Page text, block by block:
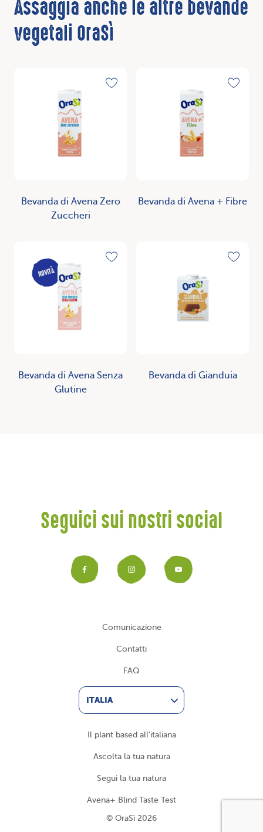
Assaggia anche le altre bevande
vegetali OraSì
Bevanda di Avena Zero
Zuccheri
Toggle favorite
Bevanda di Avena + Fibre
Bevanda di Avena Senza
Glutine
Bevanda di Gianduia
Seguici sui nostri social
Facebook
Instagram
Comunicazione
Contatti
FAQ
ITALIA
Il plant based all’italiana
Ascolta la tua natura
Segui la tua natura
Avena+ Blind Taste Test
© OraSì 2026